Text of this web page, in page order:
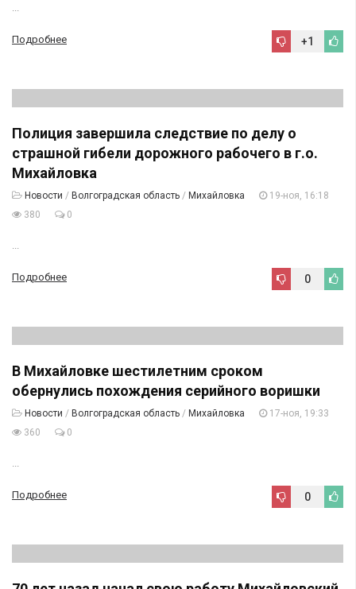
...
Подробнее +1
Полиция завершила следствие по делу о
страшной гибели дорожного рабочего в г.о.
Михайловка
Новости / Волгоградская область / Михайловка
19-ноя, 16:18
380
0
...
Подробнее 0
В Михайловке шестилетним сроком
обернулись похождения серийного воришки
Новости / Волгоградская область / Михайловка
17-ноя, 19:33
360
0
...
Подробнее 0